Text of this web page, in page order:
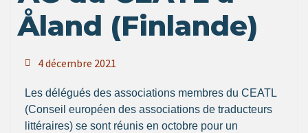
Åland (Finlande)
4 décembre 2021
Les délégués des associations membres du CEATL
(Conseil européen des associations de traducteurs
littéraires) se sont réunis en octobre pour un